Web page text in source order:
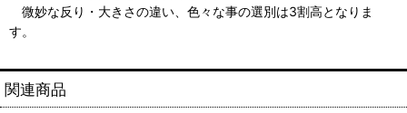
微妙な反り・大きさの違い、色々な事の選別は3割高となりま
す。
関連商品